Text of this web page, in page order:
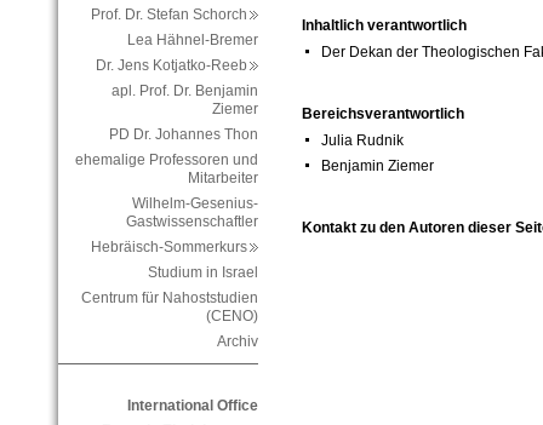
Prof. Dr. Stefan Schorch
Lea Hähnel-Bremer
Dr. Jens Kotjatko-Reeb
apl. Prof. Dr. Benjamin
Ziemer
PD Dr. Johannes Thon
ehemalige Professoren und
Mitarbeiter
Wilhelm-Gesenius-
Gastwissenschaftler
Hebräisch-Sommerkurs
Studium in Israel
Centrum für Nahoststudien
(CENO)
Archiv
International Office
Inhaltlich verantwortlich
Der Dekan der Theologischen
Bereichsverantwortlich
Julia Rudnik
Benjamin Ziemer
Kontakt zu den Autoren dieser